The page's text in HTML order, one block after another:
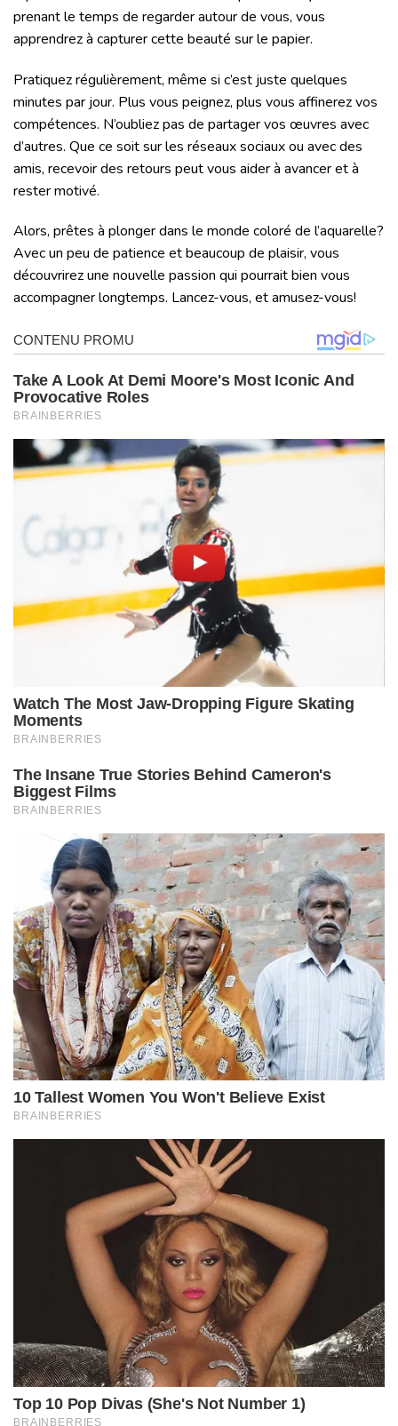
prenant le temps de regarder autour de vous, vous
apprendrez à capturer cette beauté sur le papier.
Pratiquez régulièrement, même si c’est juste quelques
minutes par jour. Plus vous peignez, plus vous affinerez vos
compétences. N’oubliez pas de partager vos œuvres avec
d’autres. Que ce soit sur les réseaux sociaux ou avec des
amis, recevoir des retours peut vous aider à avancer et à
rester motivé.
Alors, prêtes à plonger dans le monde coloré de l’aquarelle?
Avec un peu de patience et beaucoup de plaisir, vous
découvrirez une nouvelle passion qui pourrait bien vous
accompagner longtemps. Lancez-vous, et amusez-vous!